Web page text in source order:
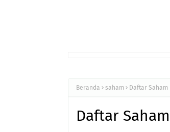
Beranda saham Daftar Saham
Daftar